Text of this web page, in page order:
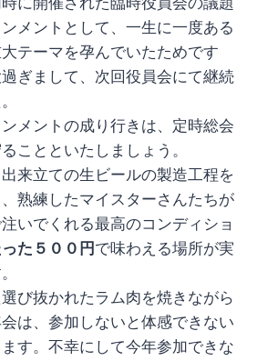
メントとして、一生に一度ある
テーマを孕んでいたためです
ぎまして、次回役員会にて継続
メントの成り行きは、定時総会
ことといたしましょう。
来立ての生ビールの製造工程を
熟練したマイスターさんたちが
いでくれる最高のコンディショ
た５００円で味わえる場所が実
び抜かれたラム肉を焼きながら
は、参加しないと体感できない
す。不幸にして今年参加できな